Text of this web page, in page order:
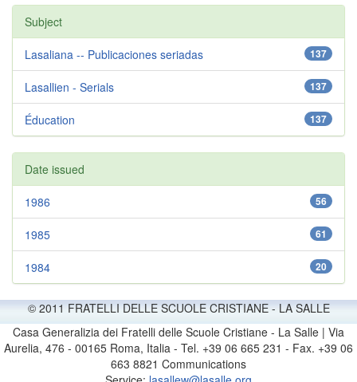
Subject
137
Lasaliana -- Publicaciones seriadas
137
Lasallien - Serials
137
Éducation
Date issued
56
1986
61
1985
20
1984
© 2011 FRATELLI DELLE SCUOLE CRISTIANE - LA SALLE
Casa Generalizia dei Fratelli delle Scuole Cristiane - La Salle | Via
Aurelia, 476 - 00165 Roma, Italia - Tel. +39 06 665 231 - Fax. +39 06
663 8821 Communications